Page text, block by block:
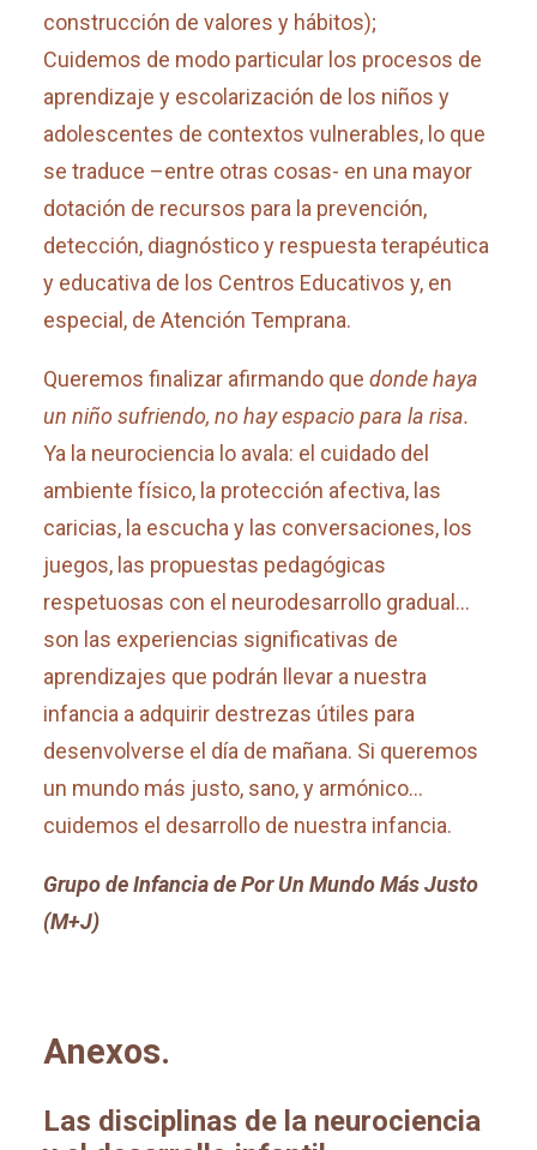
construcción de valores y hábitos);
Cuidemos de modo particular los procesos de
aprendizaje y escolarización de los niños y
adolescentes de contextos vulnerables, lo que
se traduce –entre otras cosas- en una mayor
dotación de recursos para la prevención,
detección, diagnóstico y respuesta terapéutica
y educativa de los Centros Educativos y, en
especial, de Atención Temprana.
Queremos finalizar afirmando que donde haya
un niño sufriendo, no hay espacio para la risa.
Ya la neurociencia lo avala: el cuidado del
ambiente físico, la protección afectiva, las
caricias, la escucha y las conversaciones, los
juegos, las propuestas pedagógicas
respetuosas con el neurodesarrollo gradual…
son las experiencias significativas de
aprendizajes que podrán llevar a nuestra
infancia a adquirir destrezas útiles para
desenvolverse el día de mañana. Si queremos
un mundo más justo, sano, y armónico…
cuidemos el desarrollo de nuestra infancia.
Grupo de Infancia de Por Un Mundo Más Justo
(M+J)
Anexos.
Las disciplinas de la neurociencia